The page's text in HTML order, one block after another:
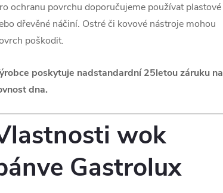
ochranu povrchu doporučujeme používat plastové
dřevěné náčiní. Ostré či kovové nástroje mohou
poškodit.
poskytuje nadstandardní 25letou záruku na
dna.
wok
Gastrolux